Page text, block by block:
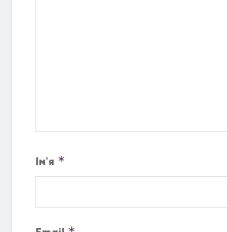
Ім'я *